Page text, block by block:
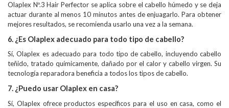
Olaplex Nº.3 Hair Perfector se aplica sobre el cabello húmedo y se deja
actuar durante al menos 10 minutos antes de enjuagarlo. Para obtener
mejores resultados, se recomienda usarlo una vez a la semana.
6. ¿Es Olaplex adecuado para todo tipo de cabello?
Sí, Olaplex es adecuado para todo tipo de cabello, incluyendo cabello
teñido, tratado químicamente, dañado por el calor y cabello virgen. Su
tecnología reparadora beneficia a todos los tipos de cabello.
7. ¿Puedo usar Olaplex en casa?
Sí, Olaplex ofrece productos específicos para el uso en casa, como el